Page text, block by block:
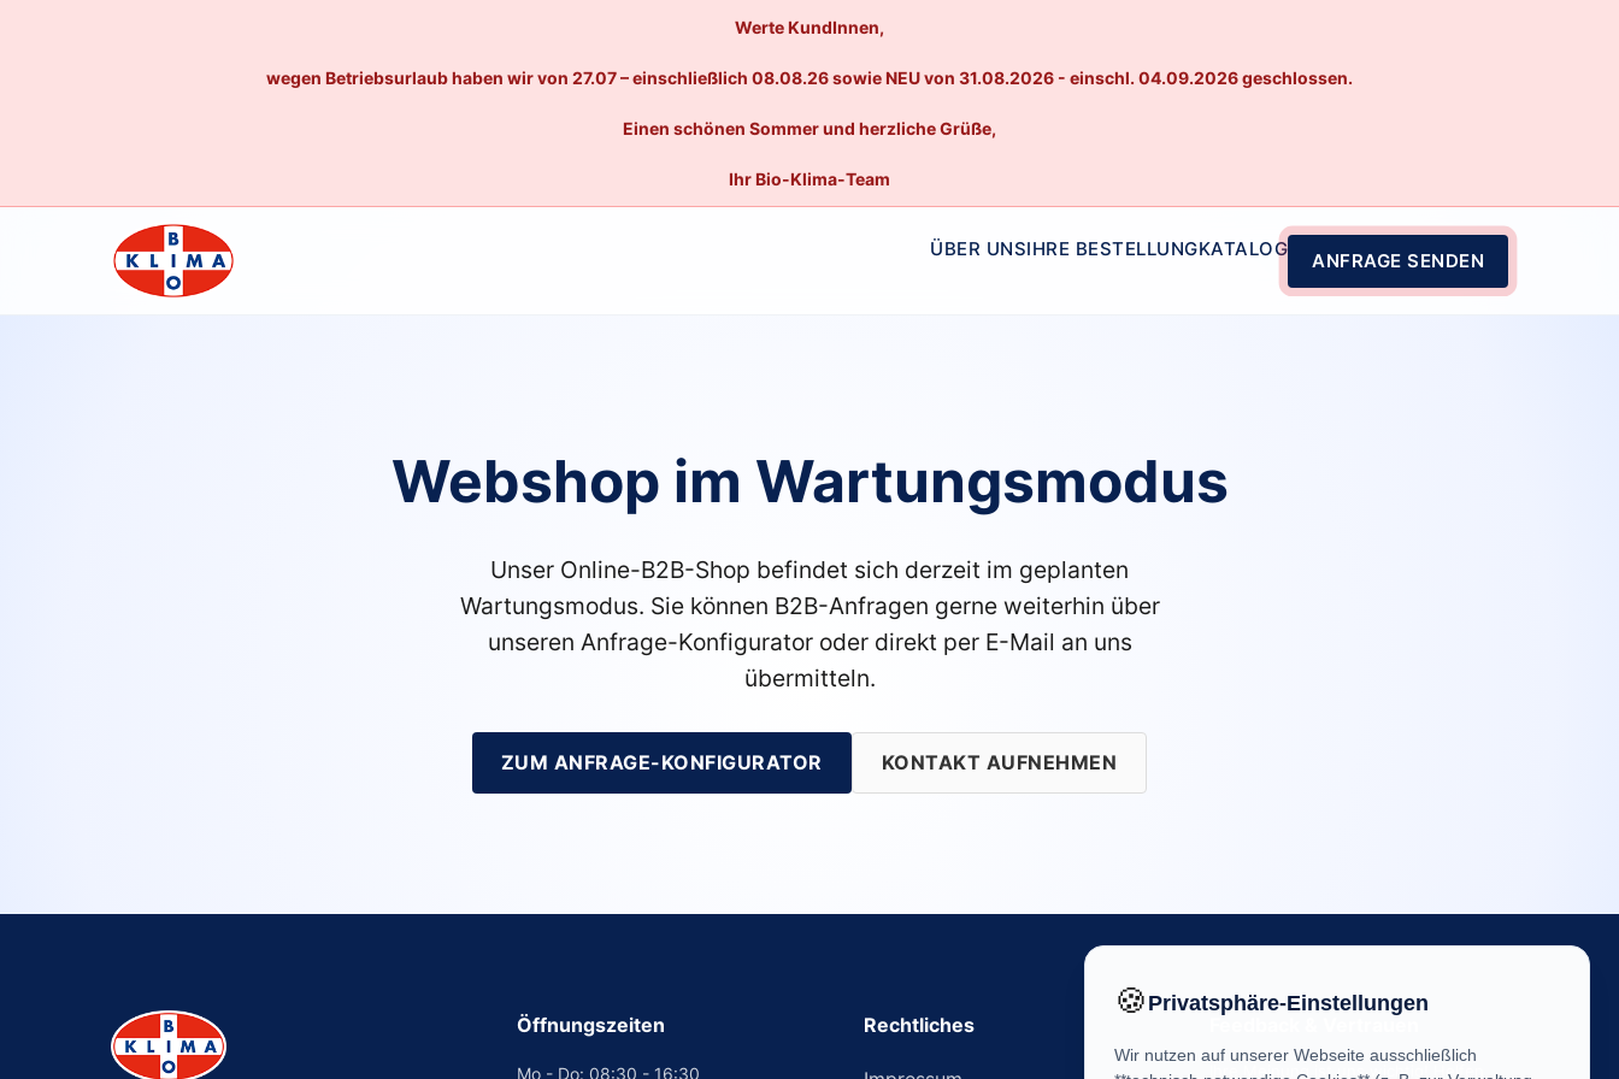
Werte KundInnen,
wegen Betriebsurlaub haben wir von 27.07 – einschließlich 08.08.26 sowie NEU von 31.08.2026 - einschl. 04.09.2026 geschlossen.
Einen schönen Sommer und herzliche Grüße,
Ihr Bio-Klima-Team
ÜBER UNSIHRE BESTELLUNGKATALOG
ANFRAGE SENDEN
Webshop im Wartungsmodus
Unser Online-B2B-Shop befindet sich derzeit im geplanten
Wartungsmodus. Sie können B2B-Anfragen gerne weiterhin über
unseren Anfrage-Konfigurator oder direkt per E-Mail an uns
übermitteln.
ZUM ANFRAGE-KONFIGURATOR KONTAKT AUFNEHMEN
Öffnungszeiten
Mo - Do: 08:30 - 16:30
Rechtliches
Ihre Meinung ist uns wichtig! Helfen
🍪Privatsphäre-Einstellungen
Wir nutzen auf unserer Webseite ausschließlich